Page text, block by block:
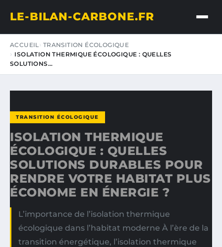
LE-BILAN-CARBONE.FR
ACCUEIL TRANSITION ÉCOLOGIQUE
ISOLATION THERMIQUE ÉCOLOGIQUE : QUELLES
SOLUTIONS…
TRANSITION ÉCOLOGIQUE
ISOLATION THERMIQUE
ÉCOLOGIQUE : QUELLES
SOLUTIONS DURABLES POUR
RENDRE VOTRE HABITAT PLUS
ÉCONOME EN ÉNERGIE ?
L’importance de l’isolation thermique
écologique dans l’habitat moderne À l’ère de la
transition énergétique, l’isolation thermique